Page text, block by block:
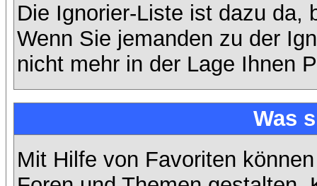
Die Ignorier-Liste ist dazu da,
Wenn Sie jemanden zu der
nicht mehr in der Lage Ihnen
Was
Mit Hilfe von Favoriten